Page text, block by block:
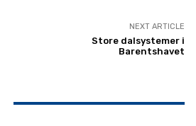
NEXT ARTICLE
Store dalsystemer i
Barentshavet